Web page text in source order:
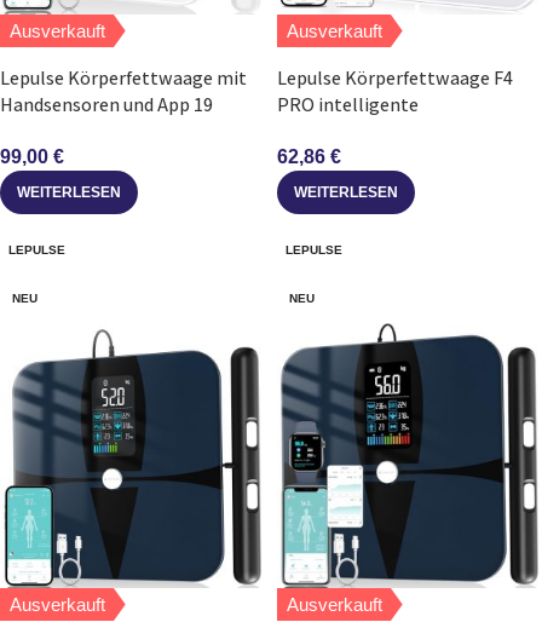
Ausverkauft
Lepulse Körperfettwaage mit
Handsensoren und App 19
99,00 €
WEITERLESEN
Ausverkauft
Lepulse Körperfettwaage F4
PRO intelligente
62,86 €
WEITERLESEN
LEPULSE
NEU
Ausverkauft
LEPULSE
NEU
Ausverkauft